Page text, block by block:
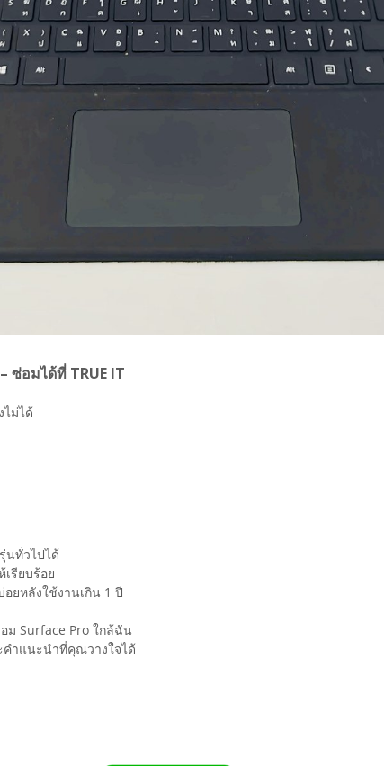
ซ่อมได้ที่ TRUE IT
ไม่ได้
นทั่วไปได้
รียบร้อย
ยหลังใช้งานเกิน 1 ปี
ม Surface Pro ใกล้ฉัน
คำแนะนำที่คุณวางใจได้